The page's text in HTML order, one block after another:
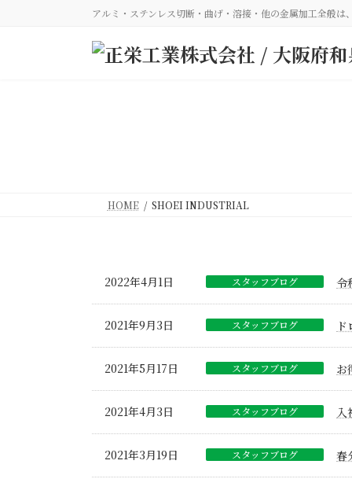
アルミ・ステンレス切断・曲げ・溶接・他の金属加工全般
HOME SHOEI INDUSTRIAL
2022年4月1日 スタッフブログ 令
2021年9月3日 スタッフブログ
2021年5月17日 スタッフブログ お
2021年4月3日 スタッフブログ 入
2021年3月19日 スタッフブログ 春